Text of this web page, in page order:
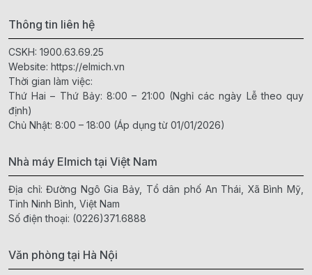
Thông tin liên hệ
CSKH: 1900.63.69.25
Website: https://elmich.vn
Thời gian làm việc:
Thứ Hai – Thứ Bảy: 8:00 – 21:00 (Nghỉ các ngày Lễ theo quy
định)
Chủ Nhật: 8:00 – 18:00 (Áp dụng từ 01/01/2026)
Nhà máy Elmich tại Việt Nam
Địa chỉ: Đường Ngô Gia Bảy, Tổ dân phố An Thái, Xã Bình Mỹ,
Tỉnh Ninh Bình, Việt Nam
Số điện thoại: (0226)371.6888
Văn phòng tại Hà Nội